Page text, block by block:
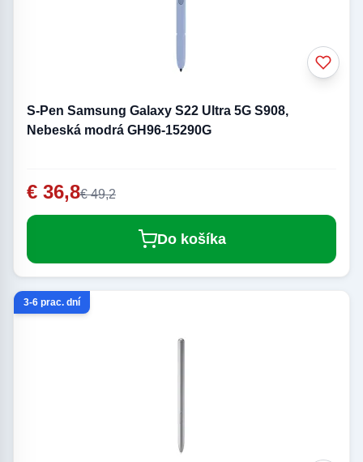
S-Pen Samsung Galaxy S22 Ultra 5G S908,
Nebeská modrá GH96-15290G
€ 36,8€ 49,2
Do košíka
3-6 prac. dní